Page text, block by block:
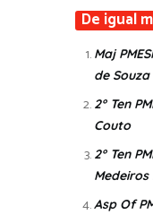
De igual
Maj
de Souza
2° Ten
Couto
2° Ten
Medeiros
Asp Of